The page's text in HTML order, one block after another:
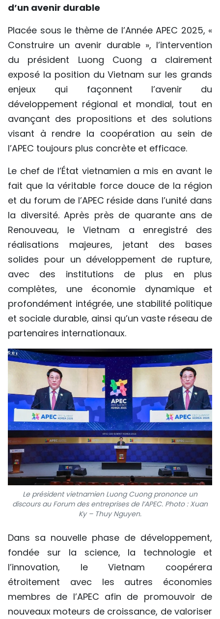
d’un avenir durable
Placée sous le thème de l’Année APEC 2025, «
Construire un avenir durable », l’intervention
du président Luong Cuong a clairement
exposé la position du Vietnam sur les grands
enjeux qui façonnent l’avenir du
développement régional et mondial, tout en
avançant des propositions et des solutions
visant à rendre la coopération au sein de
l’APEC toujours plus concrète et efficace.
Le chef de l’État vietnamien a mis en avant le
fait que la véritable force douce de la région
et du forum de l’APEC réside dans l’unité dans
la diversité. Après près de quarante ans de
Renouveau, le Vietnam a enregistré des
réalisations majeures, jetant des bases
solides pour un développement de rupture,
avec des institutions de plus en plus
complètes, une économie dynamique et
profondément intégrée, une stabilité politique
et sociale durable, ainsi qu’un vaste réseau de
partenaires internationaux.
Le président vietnamien Luong Cuong prononce un
discours au Forum des entreprises de l’APEC. Photo : Xuan
Ky – Thuy Nguyen.
Dans sa nouvelle phase de développement,
fondée sur la science, la technologie et
l’innovation, le Vietnam coopérera
étroitement avec les autres économies
membres de l’APEC afin de promouvoir de
nouveaux moteurs de croissance, de valoriser